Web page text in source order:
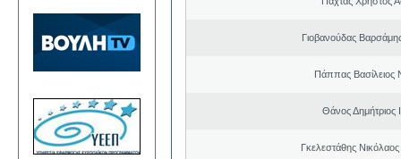
Γιοβανούδας
Πάππας Βασίλειος
Θάνος Δημήτριος
Γκελεστάθης